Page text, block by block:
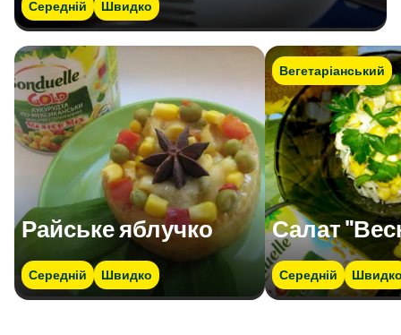
Середній Швидко
Райське яблучко
Середній Швидко
Вегетаріанський
Салат
Середній